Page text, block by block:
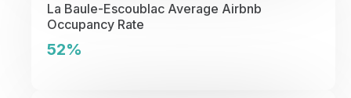
La Baule-Escoublac Average Airbnb
Occupancy Rate
52%